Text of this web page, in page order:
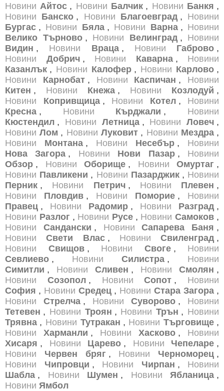
Новини Айтос , Новини Балчик , Новини Банкя ,
Новини Банско , Новини Благоевград , Новини
Бургас , Новини Бяла , Новини Варна , Новини
Велико Търново , Новини Велинград , Новини
Видин , Новини Враца , Новини Габрово ,
Новини
Добрич , Новини Каварна , Новини
Казанлък , Новини Калофер , Новини Карлово ,
Новини
Карнобат , Новини Каспичан , Новини
Китен , Новини Кнежа , Новини Козлодуй ,
Новини
Копривщица , Новини Котел , Новини
Кресна , Новини Кърджали , Новини
Кюстендил , Новини Летница , Новини Ловеч ,
Новини Лом , Новини Луковит , Новини Мездра ,
Новини
Монтана , Новини Несебър , Новини
Нова Загора , Новини Нови Пазар , Новини
Обзор , Новини Оборище , Новини Омуртаг ,
Новини Павликени , Новини Пазарджик , Новини
Перник , Новини Петрич , Новини Плевен ,
Новини
Пловдив , Новини Поморие , Новини
Правец , Новини Радомир , Новини Разград ,
Новини Разлог , Новини Русе , Новини Самоков ,
Новини
Сандански , Новини Сапарева Баня ,
Новини
Свети Влас , Новини Свиленград ,
Новини
Свищов , Новини Своге , Новини
Севлиево , Новини Силистра , Новини
Симитли , Новини Сливен , Новини Смолян ,
Новини
Созопол , Новини Сопот , Новини
София , Новини Средец , Новини Стара Загора ,
Новини
Стрелча , Новини Суворово , Новини
Тетевен , Новини Троян , Новини Трън , Новини
Трявна , Новини Тутракан , Новини Търговище ,
Новини
Харманли , Новини Хасково , Новини
Хисаря , Новини Царево , Новини Чепеларе ,
Новини
Червен бряг , Новини Черноморец ,
Новини
Чипровци , Новини Чирпан , Новини
Шабла , Новини Шумен , Новини Ябланица ,
Новини Ямбол